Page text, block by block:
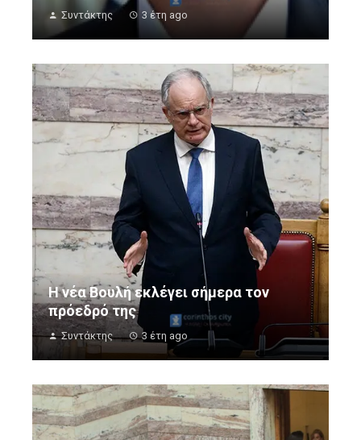
Συντάκτης 3 έτη ago
Η νέα Βουλή εκλέγει σήμερα τον
πρόεδρό της
Συντάκτης 3 έτη ago